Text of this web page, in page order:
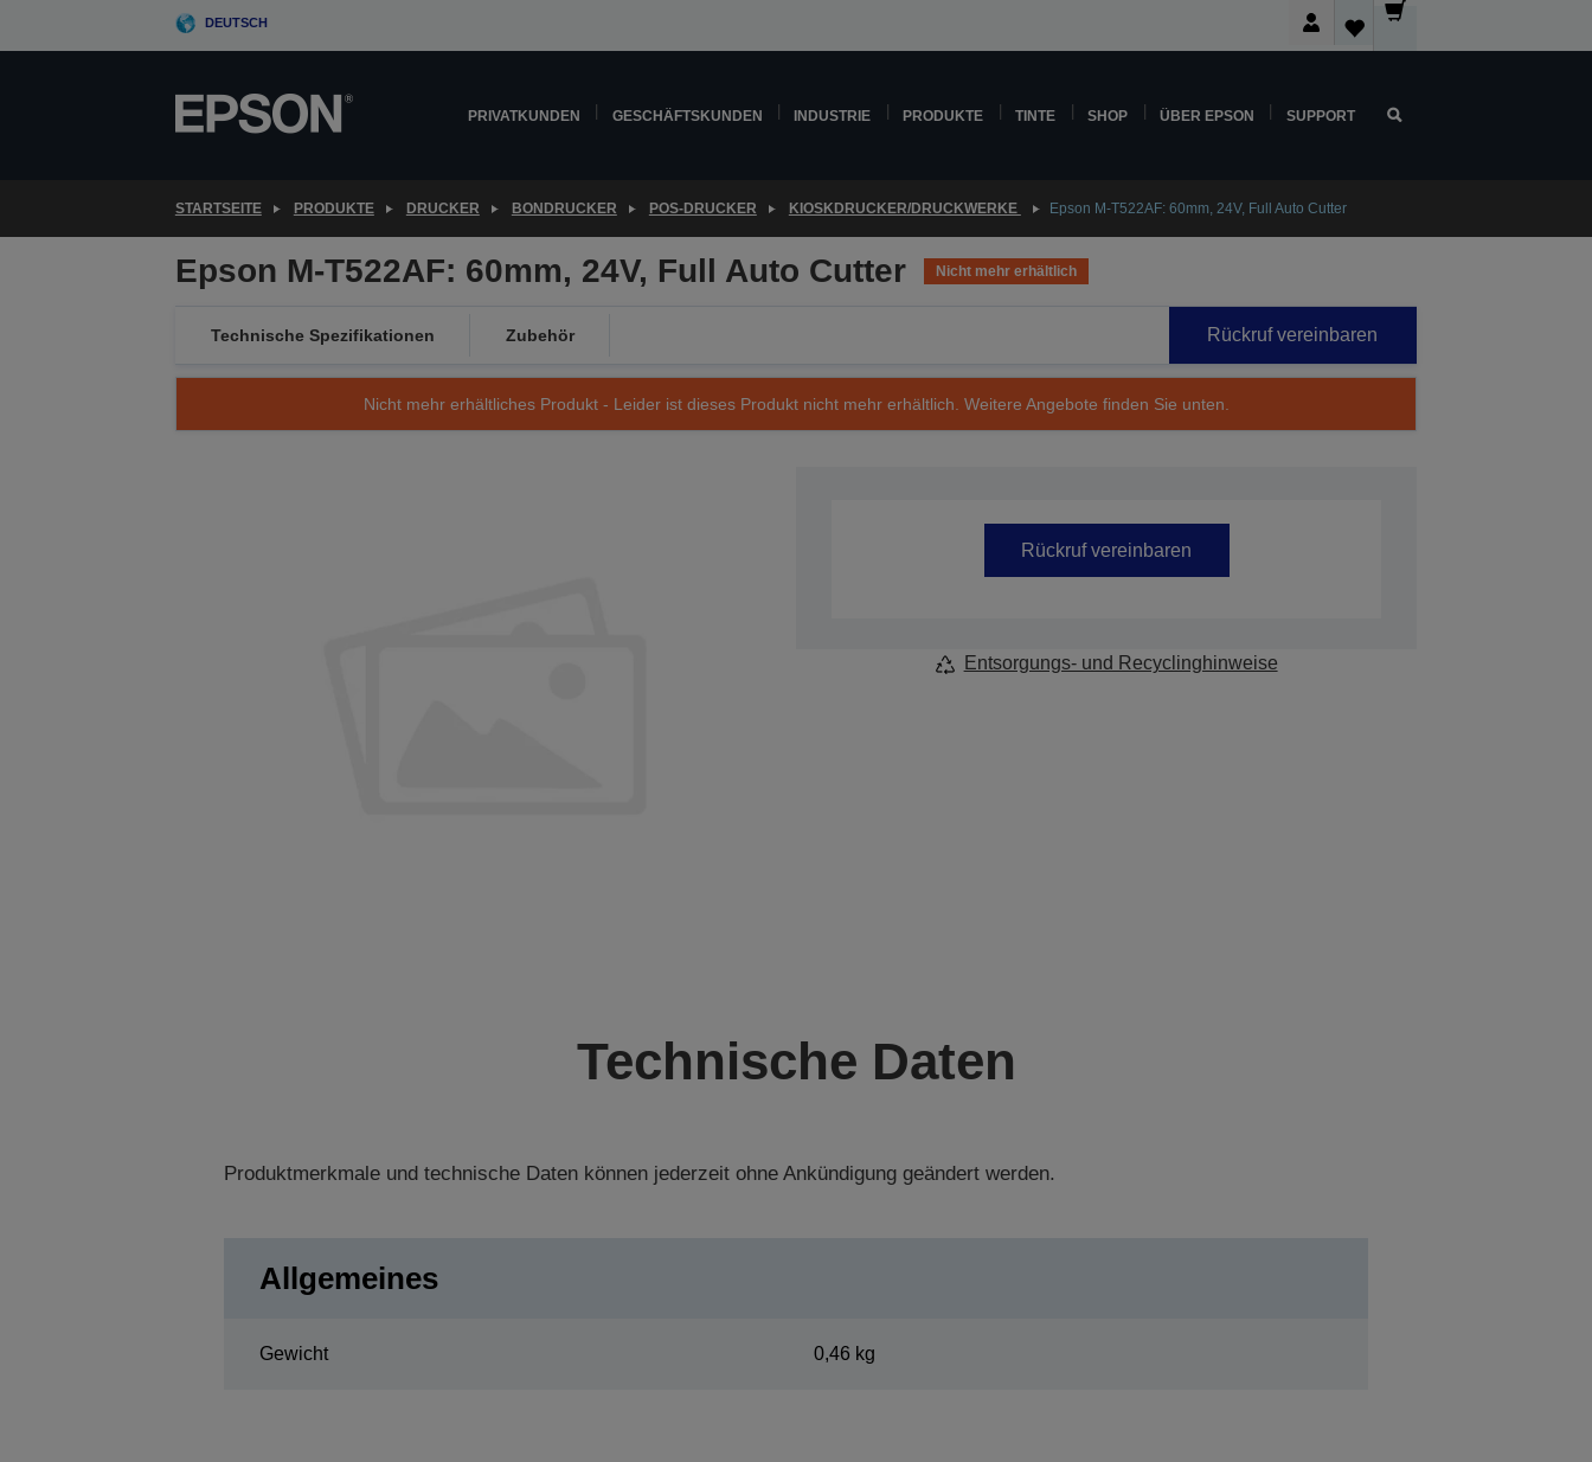
DEUTSCH
PRIVATKUNDEN GESCHÄFTSKUNDEN INDUSTRIE PRODUKTE TINTE SHOP ÜBER EPSON SUPPORT
STARTSEITE PRODUKTE DRUCKER BONDRUCKER POS-DRUCKER KIOSKDRUCKER/DRUCKWERKE Epson M-T522AF: 60mm, 24V, Full Auto Cutter
Epson M-T522AF: 60mm, 24V, Full Auto Cutter Nicht mehr erhältlich
Technische Spezifikationen Zubehör Rückruf vereinbaren
Nicht mehr erhältliches Produkt - Leider ist dieses Produkt nicht mehr erhältlich. Weitere Angebote finden Sie unten.
Rückruf vereinbaren
Entsorgungs- und Recyclinghinweise
Technische Daten
Produktmerkmale und technische Daten können jederzeit ohne Ankündigung geändert werden.
Allgemeines
Gewicht 0,46 kg